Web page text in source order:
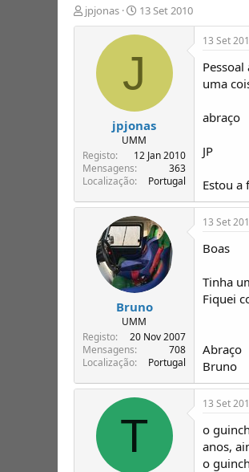
I
n
e
T
ó
i
jpjonas
D
a
t
e
n
í
c
i
13 Set 2010
J
jpjonas
UMM
Registo
12 Jan 2010
Mensagens
363
Localização
Portugal
13 Set
uma
abraço
JP
Estou a
Bruno
UMM
Registo
20 Nov 2007
Mensagens
708
Localização
Portugal
13 Set
Boas
Tinha
Fiquei
Abraço
Bruno
T
13 Set
o
anos,
o